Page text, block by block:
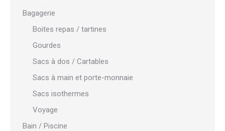
Bagagerie
Boites repas / tartines
Gourdes
Sacs à dos / Cartables
Sacs à main et porte-monnaie
Sacs isothermes
Voyage
Bain / Piscine